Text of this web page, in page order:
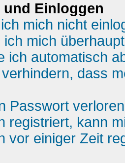
Einloggen
mich nicht
mich
ich automatisch
dass
Passwort
registriert, kann
vor einiger Zeit